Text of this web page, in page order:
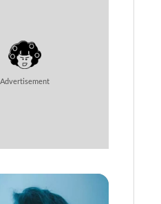
Advertisement